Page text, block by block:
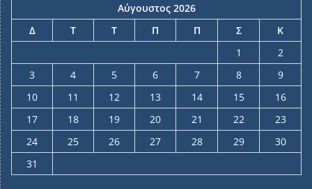
Αύγουστος 2026
Δ
Τ Τ Π Π Σ
Κ
1
2
3
4 5 6 7 8
9
10
11 12 13 14 15
16
17
18 19 20 21 22
23
24
25 26 27 28 29
30
31